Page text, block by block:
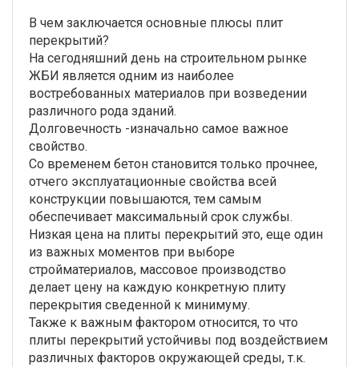
В чем заключается основные плюсы плит
перекрытий?
На сегодняшний день на строительном рынке
ЖБИ является одним из наиболее
востребованных материалов при возведении
различного рода зданий.
Долговечность -изначально самое важное
свойство.
Со временем бетон становится только прочнее,
отчего эксплуатационные свойства всей
конструкции повышаются, тем самым
обеспечивает максимальный срок службы.
Низкая цена на плиты перекрытий это, еще один
из важных моментов при выборе
стройматериалов, массовое производство
делает цену на каждую конкретную плиту
перекрытия сведенной к минимуму.
Также к важным фактором относится, то что
плиты перекрытий устойчивы под воздействием
различных факторов окружающей среды, т.к.